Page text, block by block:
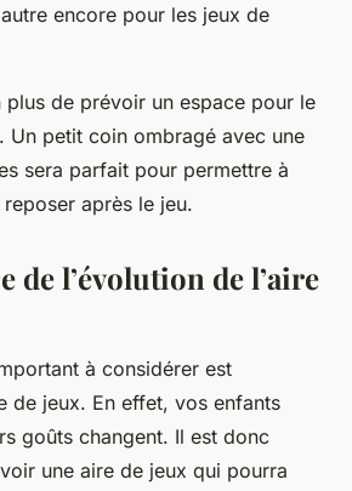
encore pour les jeux de
plus de prévoir un espace pour le
Un petit coin ombragé avec une
sera parfait pour permettre à
après le jeu.
de l’évolution de l’aire
à considérer est
de jeux. En effet, vos enfants
goûts changent. Il est donc
une aire de jeux qui pourra